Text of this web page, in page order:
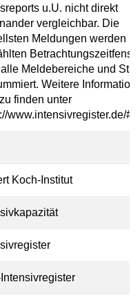
u.U. nicht direkt
vergleichbar. Die
Meldungen werden im
Meldebereiche und
Weitere
finden unter
www.intensivregister.de/#/
Koch-Institut